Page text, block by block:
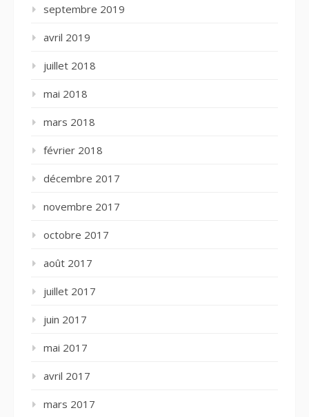
septembre 2019
avril 2019
juillet 2018
mai 2018
mars 2018
février 2018
décembre 2017
novembre 2017
octobre 2017
août 2017
juillet 2017
juin 2017
mai 2017
avril 2017
mars 2017